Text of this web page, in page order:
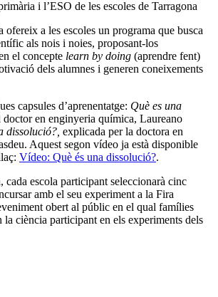
i l’ESO de les escoles de Tarragona
a les escoles un programa que busca
als nois i noies, proposant-los
el concepte learn by doing (aprendre fent)
dels alumnes i generen coneixements
capsules d’aprenentatge: Què es una
doctor en enginyeria química, Laureano
dissolució?, explicada per la doctora en
Aquest segon vídeo ja està disponible
Vídeo: Què és una dissolució?.
escola participant seleccionarà cinc
amb el seu experiment a la Fira
obert al públic en el qual famílies
la ciència participant en els experiments dels